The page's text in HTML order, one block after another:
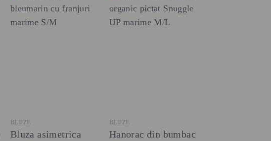
BLUZE
Bluza asimetrica
BLUZE
Hanorac din bumbac